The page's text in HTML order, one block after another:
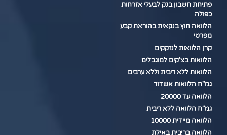
פתיחת חשבון בנק לבעלי אזרחות
כפולה
הלוואה חוץ בנקאית בהוראת קבע
מפרטי
קרן הלוואות לנזקקים
הלוואות בצ'קים למוגבלים
הלוואות ללא ריבית וללא ערבים
גמ"ח הלוואות אשדוד
הלוואה עד 20000
גמ"ח הלוואה ללא ריבית
הלוואה מיידית 10000
הלוואה בריבית באילת